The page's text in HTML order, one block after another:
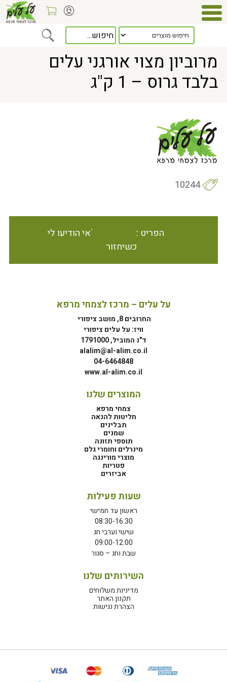
> מרוביון מצוי אורגני עלים בלבד גרוס – 1 ק"ג
מרוביון מצוי אורגני עלים
בלבד גרוס – 1 ק"ג
10244
הפריט אינו זמין במלאי הודיעו לי
כשיחזור
על עלים – מרכז לצמחי מרפא
החרובים 8, מושב ציפורי
וויז: על עלים ציפורי
ד"נ המוביל, 1791000
alalim@al-alim.co.il
04-6464848
www.al-alim.co.il
המוצרים שלנו
צמחי מרפא
חליטות להנאה
תבלינים
שמנים
תוספי תזונה
מינרלים וחומרי גלם
מוצרי מורינגה
פטריות
אביזרים
שעות פעילות
ראשון עד חמישי
08:30-16:30
שישי וערבי חג
09:00-12:00
שבת וחג – סגור
השירותים שלנו
מדיניות משלוחים
תקנון האתר
הצהרת נגישות